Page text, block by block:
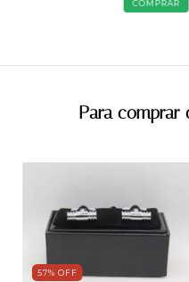
Para comprar
57% OFF